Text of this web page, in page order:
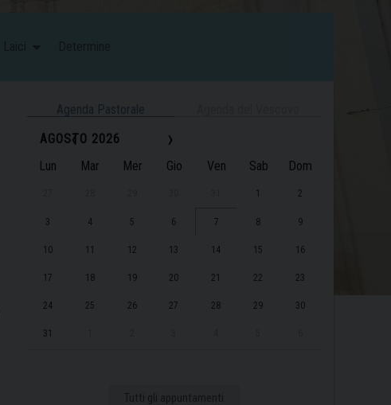
Agenda Pastorale
‹
AGOSTO 2026 ›
Lun Mar Mer Gio Ven Sab Dom
1 2
3 4 5 6 7 8 9
10 11 12 13 14 15 16
17 18 19 20 21 22 23
24 25 26 27 28 29 30
31